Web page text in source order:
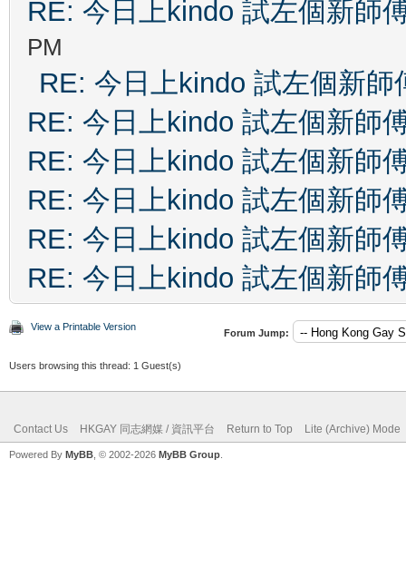
RE: 今日上kindo 試左個新師
PM
RE: 今日上kindo 試左個新師
RE: 今日上kindo 試左個新師
RE: 今日上kindo 試左個新師
RE: 今日上kindo 試左個新師
RE: 今日上kindo 試左個新師
RE: 今日上kindo 試左個新師
View a Printable Version
Forum Jump:
Users browsing this thread: 1 Guest(s)
Contact Us HKGAY 同志網媒 / 資訊平台 Return to Top Lite (Archive) Mode
Powered By MyBB , © 2002-2026 MyBB Group